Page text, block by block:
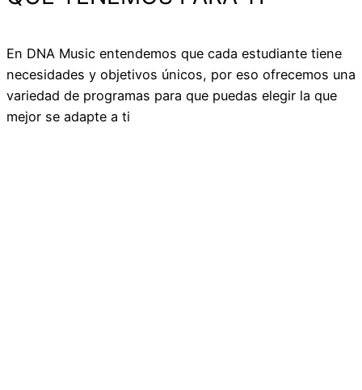
En DNA Music entendemos que cada estudiante tiene
necesidades y objetivos únicos, por eso ofrecemos una
variedad de programas para que puedas elegir la que
mejor se adapte a ti